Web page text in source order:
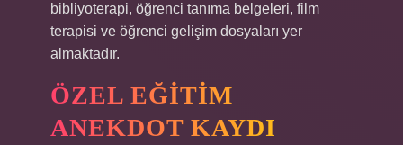
bibliyoterapi, öğrenci tanıma belgeleri, film
terapisi ve öğrenci gelişim dosyaları yer
almaktadır.
ÖZEL EĞITIM
ANEKDOT KAYDI